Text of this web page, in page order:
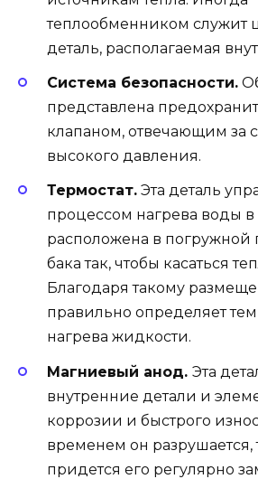
теплообменником служит
деталь, располагаемая
Система безопасности.
представлена
клапаном, отвечающим за
высокого давления.
Термостат. Эта деталь
процессом нагрева воды
расположена в погружной
бака так, чтобы касаться
Благодаря такому
правильно определяет
нагрева жидкости.
Магниевый анод. Эта
внутренние детали и
коррозии и быстрого
временем он разрушается,
придется его регулярно